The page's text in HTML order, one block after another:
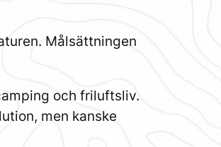
Målsättningen
och friluftsliv.
men kanske